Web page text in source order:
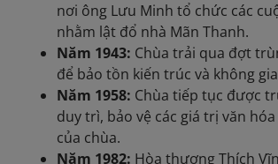
nơi ông Lưu Minh tổ chức các
nhằm lật đổ nhà Mãn Thanh.
Năm 1943: Chùa trải qua đợt
để bảo tồn kiến trúc và không
Năm 1958: Chùa tiếp tục được
duy trì, bảo vệ các giá trị văn
của chùa.
Năm 1982: Hòa thượng Thích